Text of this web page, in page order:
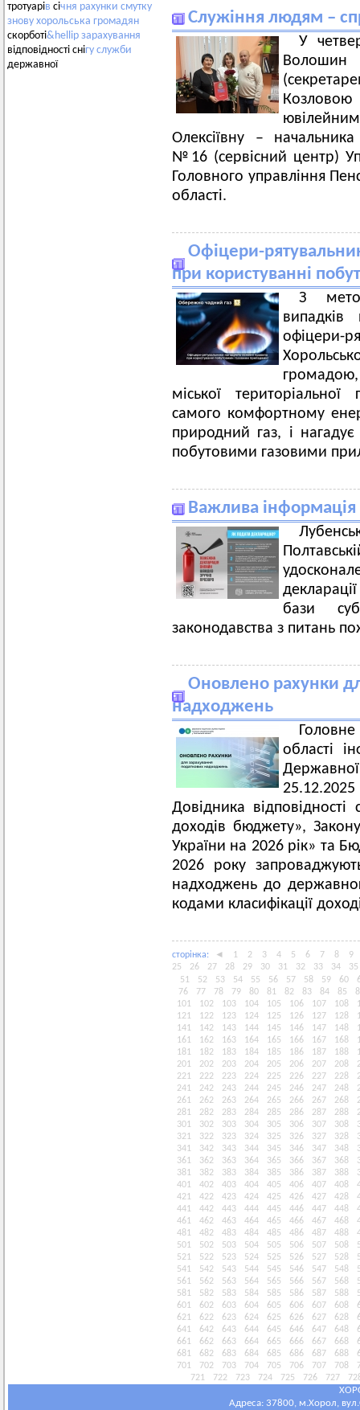
тротуарів січня рахунки смутку
знову хорольська громадян
скорботі&hellip зарахування
відповідності снігу служби
державної
Служіння людям –
У
Олексіївну –
№16 (сервісний центр)
Головного управління
області.
Офіцери-
при користуванні
З
офіцери-
громадою,
міської
самого комфортному
природний газ, і
побутовими газовими
Важлива інформація
бази
законодавства з питань
Оновлено рахунки
надходжень
області
Довідника відповідності
доходів бюджету»,
України на 2026 рік» та
2026 року
надходжень до
кодами класифікації
сторiнка: ◄ 1 2 3 4 5 6 7 8
9
25
26 27 28 29 30 31 32 33 34
35
51
52 53 54 55 56 57 58 59 60
76
77 78 79 80 81 82 83 84 85
101
102 103 104 105 106 107 108
121
122 123 124 125 126 127 128
141
142 143 144 145 146 147 148
161
162 163 164 165 166 167 168
181
182 183 184 185 186 187 188
201
202 203 204 205 206 207 208
221
222 223 224 225 226 227 228
241
242 243 244 245 246 247 248
261
262 263 264 265 266 267 268
281
282 283 284 285 286 287 288
301
302 303 304 305 306 307 308
321
322 323 324 325 326 327 328
341
342 343 344 345 346 347 348
361
362 363 364 365 366 367 368
381
382 383 384 385 386 387 388
401
402 403 404 405 406 407 408
421
422 423 424 425 426 427 428
441
442 443 444 445 446 447 448
461
462 463 464 465 466 467 468
481
482 483 484 485 486 487 488
501
502 503 504 505 506 507 508
521
522 523 524 525 526 527 528
541
542 543 544 545 546 547 548
561
562 563 564 565 566 567 568
581
582 583 584 585 586 587 588
601
602 603 604 605 606 607 608
621
622 623 624 625 626 627 628
641
642 643 644 645 646 647 648
661
662 663 664 665 666 667 668
681
682 683 684 685 686 687 688
701
702 703 704 705 706 707 708
721
722 723 724 725 726 727
Адреса: 37800, м.Хорол,